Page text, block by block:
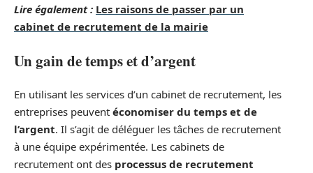
Lire également : Les raisons de passer par un
cabinet de recrutement de la mairie
Un gain de temps et d’argent
En utilisant les services d’un cabinet de recrutement, les
entreprises peuvent économiser du temps et de
l’argent. Il s’agit de déléguer les tâches de recrutement
à une équipe expérimentée. Les cabinets de
recrutement ont des processus de recrutement